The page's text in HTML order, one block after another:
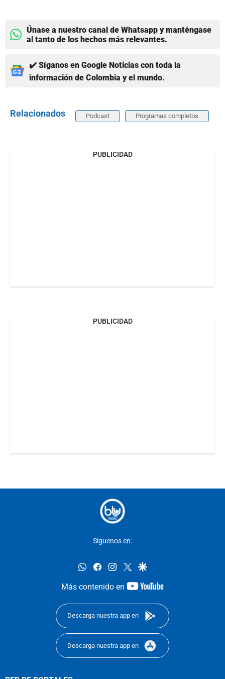
Únase a nuestro canal de Whatsapp y manténgase
al tanto de los hechos más relevantes.
✔️ Síganos en Google Noticias con toda la
información de Colombia y el mundo.
Relacionados Podcast Programas completos
PUBLICIDAD
PUBLICIDAD
Síguenos en:
whatsappfacebookinstagram
twittergoogle
Más contenido en
youtube-
Descarga nuestra app en
Descarga nuestra app en